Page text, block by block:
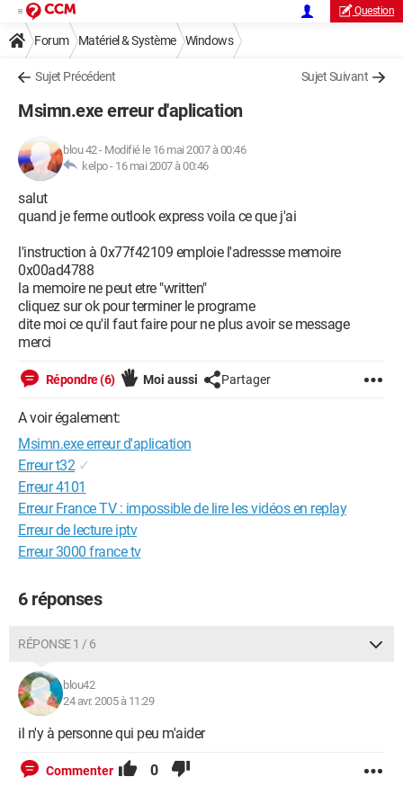
Question
Forum Matériel & Système Windows
Sujet Précédent Sujet Suivant
Msimn.exe erreur d'aplication
blou 42- Modifié le 16 mai 2007 à 00:46
kelpo - 16 mai 2007 à 00:46
salut
quand je ferme outlook express voila ce que j'ai
l'instruction à 0x77f42109 emploie l'adressse memoire
0x00ad4788
la memoire ne peut etre "written"
cliquez sur ok pour terminer le programe
dite moi ce qu'il faut faire pour ne plus avoir se message
merci
Répondre (6) Moi aussi Partager
A voir également:
Msimn.exe erreur d'aplication
Erreur t32 ✓
Erreur 4101
Erreur France TV : impossible de lire les vidéos en replay
Erreur de lecture iptv
Erreur 3000 france tv
6 réponses
RÉPONSE 1 / 6
blou42
24 avr. 2005 à 11:29
il n'y à personne qui peu m'aider
Commenter 0